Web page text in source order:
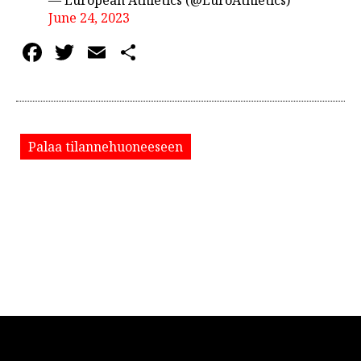
June 24, 2023
Facebook
Twitter
Email
Palaa tilannehuoneeseen